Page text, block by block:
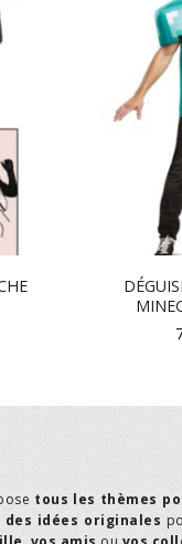
tous les thèmes
des idées originales